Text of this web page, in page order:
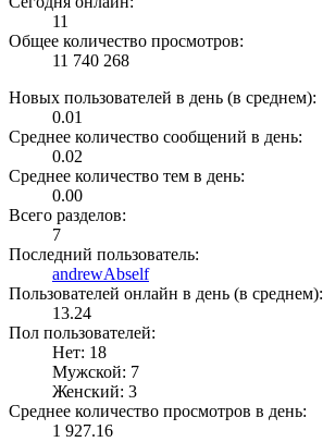
11
Общее количество просмотров:
11 740 268
Новых пользователей в день (в среднем):
0.01
Среднее количество сообщений в день:
0.02
Среднее количество тем в день:
0.00
Всего разделов:
7
Последний пользователь:
andrewAbself
Пользователей онлайн в день (в среднем):
13.24
Пол пользователей:
Нет: 18
Мужской: 7
Женский: 3
Среднее количество просмотров в день:
1 927.16